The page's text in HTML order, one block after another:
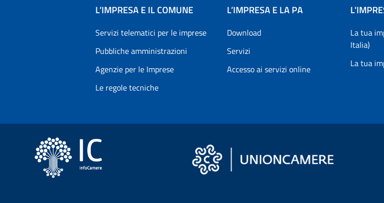
L’IMPRESA E IL COMUNE
Servizi telematici per le imprese
Pubbliche amministrazioni
Agenzie per le Imprese
Le regole tecniche
L’IMPRESA E LA PA
Download
Servizi
Accesso ai servizi online
La tua
Italia)
La tua